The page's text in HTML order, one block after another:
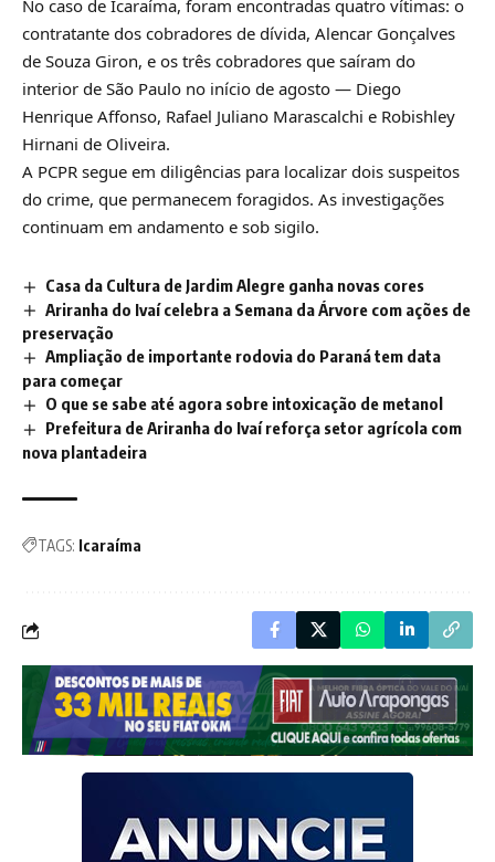
No caso de Icaraíma, foram encontradas quatro vítimas: o
contratante dos cobradores de dívida, Alencar Gonçalves
de Souza Giron, e os três cobradores que saíram do
interior de São Paulo no início de agosto — Diego
Henrique Affonso, Rafael Juliano Marascalchi e Robishley
Hirnani de Oliveira.
A PCPR segue em diligências para localizar dois suspeitos
do crime, que permanecem foragidos. As investigações
continuam em andamento e sob sigilo.
Casa da Cultura de Jardim Alegre ganha novas cores
Ariranha do Ivaí celebra a Semana da Árvore com ações de
preservação
Ampliação de importante rodovia do Paraná tem data
para começar
O que se sabe até agora sobre intoxicação de metanol
Prefeitura de Ariranha do Ivaí reforça setor agrícola com
nova plantadeira
TAGS: Icaraíma